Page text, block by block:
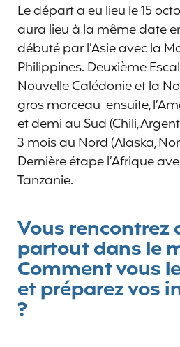
Le départ a eu lieu le 15
aura lieu à la même date
débuté par l’Asie avec la
Philippines. Deuxième
Nouvelle Calédonie et la
gros morceau ensuite,
et demi au Sud (Chili,
3 mois au Nord (Alaska,
Dernière étape l’Afrique
Tanzanie.
Vous rencontrez
partout dans le
Comment vous
et préparez vos
?